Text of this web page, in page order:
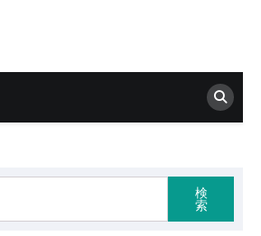
検
索